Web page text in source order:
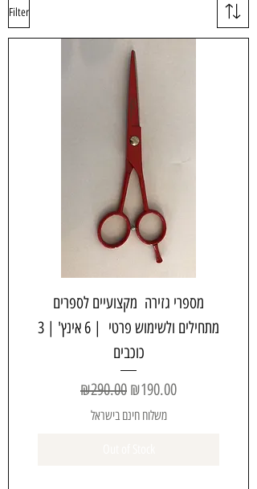
Filter
מספרי גזירה מקצועיים לספרים
מתחילים ולשימוש פרטי | 6 אינץ' | 3
כוכבים
Regular Price
₪290.00 Sale Price
₪190.00
משלוח חינם בישראל